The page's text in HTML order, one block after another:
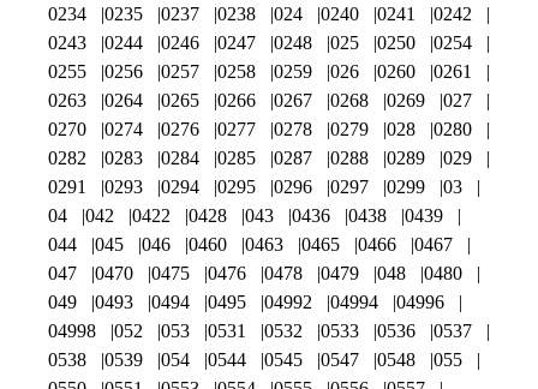
0234 0235 0237 0238 024 0240 0241
0242
0243
0244 0246 0247 0248 025 0250
0254
0255
0256 0257 0258 0259 026 0260
0261
0263
0264 0265 0266 0267 0268 0269
027
0270
0274 0276 0277 0278 0279 028
0280
0282
0283 0284 0285 0287 0288 0289
029
0291
0293 0294 0295 0296 0297 0299
03
04
042 0422 0428 043 0436 0438
0439
044
045 046 0460 0463 0465 0466
0467
047
0470 0475 0476 0478 0479 048
0480
049
0493 0494 0495 04992 04994
04996
04998
052 053 0531 0532 0533 0536
0537
0538
0539 054 0544 0545 0547 0548
055